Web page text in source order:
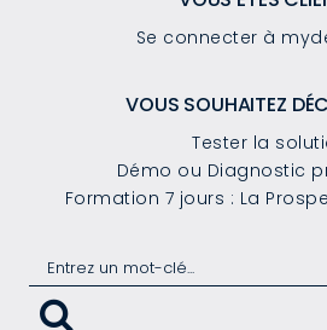
Se connecter à
VOUS SOUHAITEZ
Tester la
Démo ou Diagnostic
Formation 7 jours : La